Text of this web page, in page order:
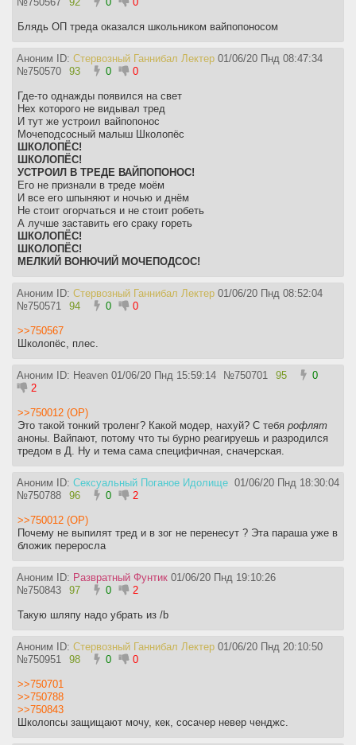
Блядь ОП треда оказался школьником вайпопоносом
Аноним ID: Стервозный Ганнибал Лектер 01/06/20 Пнд 08:47:34
№750570 93 0 0
Где-то однажды появился на свет
Нех которого не видывал тред
И тут же устроил вайпопонос
Мочеподсосный малыш Школопёс
ШКОЛОПЁС!
ШКОЛОПЁС!
УСТРОИЛ В ТРЕДЕ ВАЙПОПОНОС!
Его не признали в треде моём
И все его шпыняют и ночью и днём
Не стоит огорчаться и не стоит робеть
А лучше заставить его сраку гореть
ШКОЛОПЁС!
ШКОЛОПЁС!
МЕЛКИЙ ВОНЮЧИЙ МОЧЕПОДСОС!
Аноним ID: Стервозный Ганнибал Лектер 01/06/20 Пнд 08:52:04
№750571 94 0 0
>>750567
Школопёс, плес.
Аноним ID: Heaven 01/06/20 Пнд 15:59:14 №750701 95
0
2
>>750012 (OP)
Это такой тонкий троленг? Какой модер, нахуй? С тебя рофлят
аноны. Вайпают, потому что ты бурно реагируешь и разродился
тредом в Д. Ну и тема сама специфичная, сначерская.
Аноним ID: Сексуальный Поганое Идолище 01/06/20 Пнд 18:30:04
№750788 96 0 2
>>750012 (OP)
Почему не выпилят тред и в зог не перенесут ? Эта параша уже в
бложик переросла
Аноним ID: Развратный Фунтик 01/06/20 Пнд 19:10:26
№750843 97 0 2
Такую шляпу надо убрать из /b
Аноним ID: Стервозный Ганнибал Лектер 01/06/20 Пнд 20:10:50
№750951 98 0 0
>>750701
>>750788
>>750843
Школопсы защищают мочу, кек, сосачер невер ченджс.